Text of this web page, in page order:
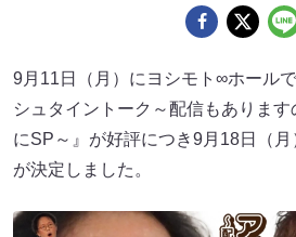
9月11日（月）にヨシモト∞ホール
シュタイントーク～配信もありま
にSP～』が好評につき9月18日（
が決定しました。